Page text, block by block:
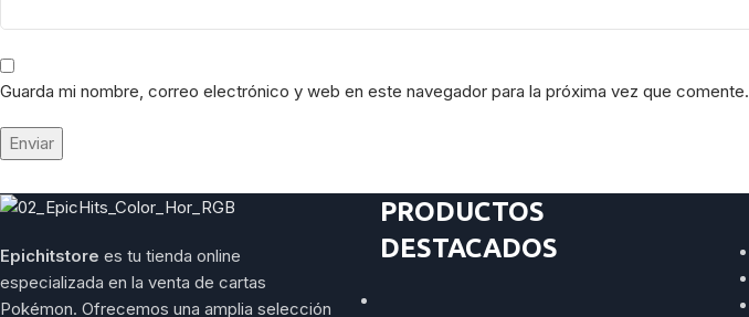
Guarda mi nombre, correo electrónico y web en este navegador para la próxima vez que comente.
Epichitstore es tu tienda online
especializada en la venta de cartas
Pokémon. Ofrecemos una amplia selección
PRODUCTOS
DESTACADOS